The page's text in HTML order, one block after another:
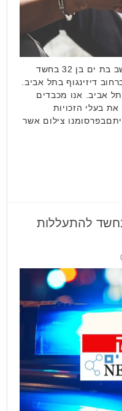
המשטרה עצרה לפני זמן קצר, תושב בת ים בן 32 בחשד
דיזינגוף בתל אביב.
אביב. אנו מכבדים
בעלי הזכויות
צילום אשר
36 נעצר בחשד להתעללות